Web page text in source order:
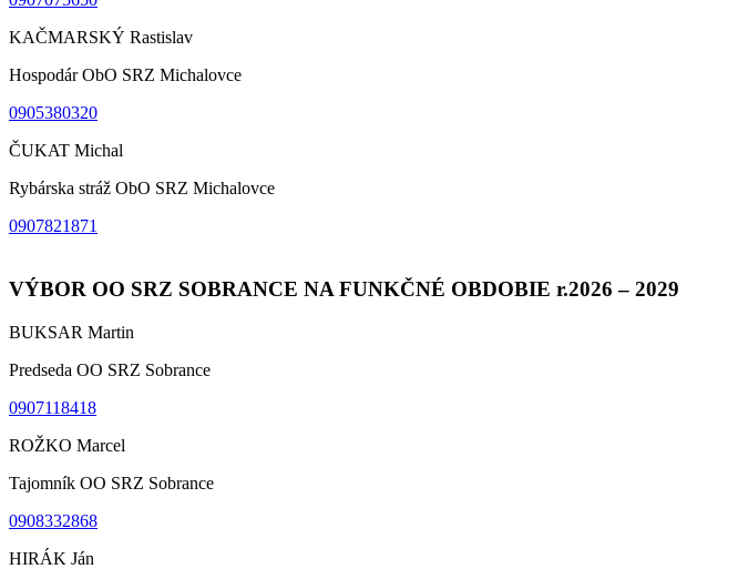
KAČMARSKÝ Rastislav
Hospodár ObO SRZ Michalovce
0905380320
ČUKAT Michal
Rybárska stráž ObO SRZ Michalovce
0907821871
VÝBOR OO SRZ SOBRANCE NA FUNKČNÉ OBDOBIE r.2026 – 2029
BUKSAR Martin
Predseda OO SRZ Sobrance
0907118418
ROŽKO Marcel
Tajomník OO SRZ Sobrance
0908332868
HIRÁK Ján